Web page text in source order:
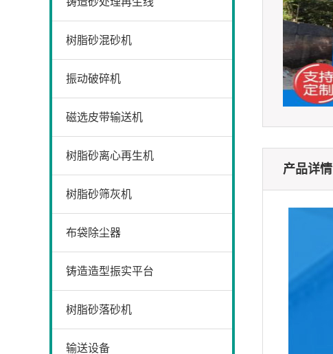
树脂砂混砂机
振动破碎机
磁选皮带输送机
树脂砂离心再生机
树脂砂筛灰机
布袋除尘器
铸造造型振实平台
树脂砂落砂机
输送设备
产品详情